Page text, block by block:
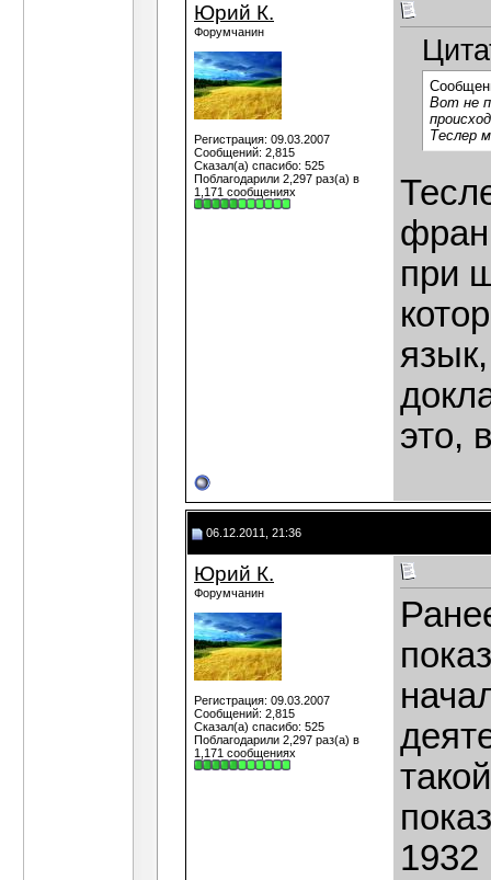
Юрий К.
Форумчанин
Регистрация: 09.03.2007
Сообщений: 2,815
Сказал(а) спасибо: 525
Поблагодарили 2,297 раз(а) в
1,171 сообщениях
Вот не
Теслер
при
это,
06.12.2011, 21:36
Юрий К.
Форумчанин
Регистрация: 09.03.2007
Сообщений: 2,815
Сказал(а) спасибо: 525
Поблагодарили 2,297 раз(а) в
1,171 сообщениях
1932